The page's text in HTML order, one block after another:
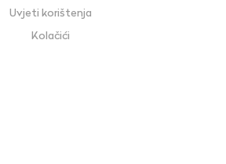
Uvjeti korištenja
Kolačići